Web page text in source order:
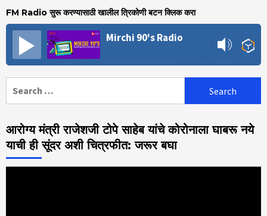
FM Radio सुरू करण्यासाठी खालील त्रिकोणी बटन क्लिक करा
Mirchi 90's Radio
आरोग्य मंत्री राजेशजी टोपे साहेब यांचे कोरोनाला घाबरू नये
याची ही सूंदर अशी चित्रफीत: जरूर बघा